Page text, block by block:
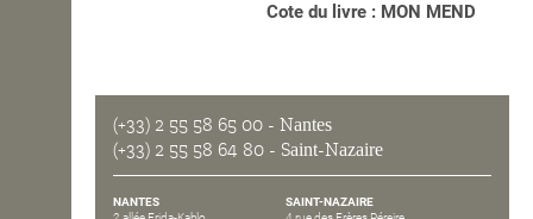
Cote du livre : MON MEND
(+33) 2 55 58 65 00 - Nantes
(+33) 2 55 58 64 80 - Saint-Nazaire
NANTES
SAINT-NAZAIRE